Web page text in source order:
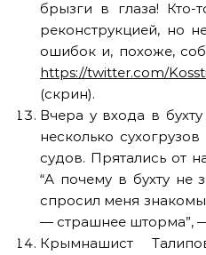
брызги в глаза! Кто-
реконструкцией, но
ошибок и, похоже,
https://twitter.com/
(скрин).
Вчера у входа в
несколько
судов. Прятались от
“А почему в бухту не
спросил меня
— страшнее шторма”,
Крымнашист